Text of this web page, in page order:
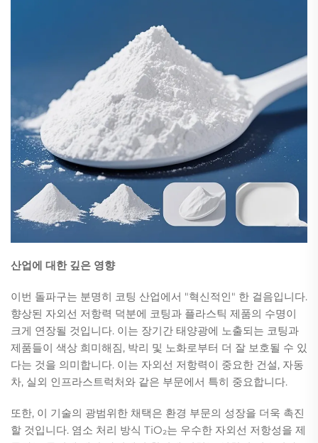
산업에 대한 깊은 영향
이번 돌파구는 분명히 코팅 산업에서 "혁신적인" 한 걸음입니다.
향상된 자외선 저항력 덕분에 코팅과 플라스틱 제품의 수명이
크게 연장될 것입니다. 이는 장기간 태양광에 노출되는 코팅과
제품들이 색상 희미해짐, 박리 및 노화로부터 더 잘 보호될 수 있
다는 것을 의미합니다. 이는 자외선 저항력이 중요한 건설, 자동
차, 실외 인프라스트럭처와 같은 부문에서 특히 중요합니다.
또한, 이 기술의 광범위한 채택은 환경 부문의 성장을 더욱 촉진
할 것입니다. 염소 처리 방식 TiO₂는 우수한 자외선 저항성을 제